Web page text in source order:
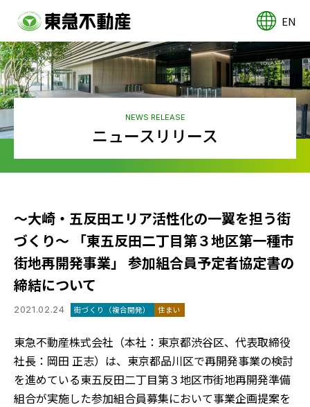
EN
NEWS RELEASE
ニュースリリース
～大崎・五反田エリア活性化の一翼を担う街
づくり～ 「東五反田二丁目第３地区第一種市
街地再開発事業」 参加組合員予定者協定書の
締結について
2021.02.24 街づくり（複合開発） 住まい
東急不動産株式会社（本社：東京都渋谷区、代表取締役
社長：岡田 正志）は、東京都品川区で再開発事業の検討
を進めている東五反田二丁目第３地区市街地再開発準備
組合が実施した参加組合員募集において事業企画提案を